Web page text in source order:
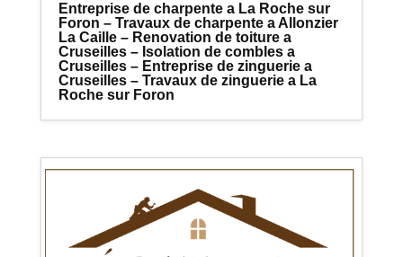
Entreprise de charpente a La Roche sur
Foron – Travaux de charpente a Allonzier
La Caille – Renovation de toiture a
Cruseilles – Isolation de combles a
Cruseilles – Entreprise de zinguerie a
Cruseilles – Travaux de zinguerie a La
Roche sur Foron